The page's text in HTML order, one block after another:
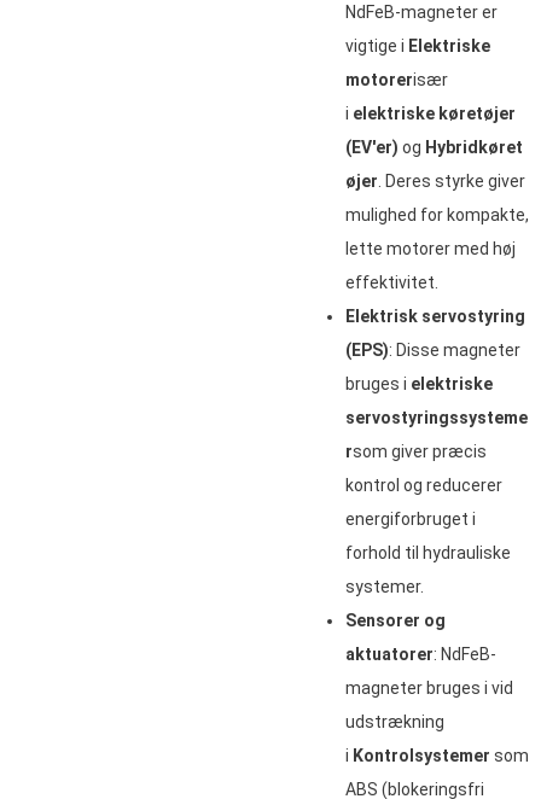
NdFeB-magneter er
vigtige i Elektriske
motorerisær
i elektriske køretøjer
(EV'er) og Hybridkøret
øjer . Deres styrke giver
mulighed for kompakte,
lette motorer med høj
effektivitet.
Elektrisk servostyring
(EPS): Disse magneter
bruges i elektriske
servostyringssysteme
rsom giver præcis
kontrol og reducerer
energiforbruget i
forhold til hydrauliske
systemer.
Sensorer og
aktuatorer: NdFeB-
magneter bruges i vid
udstrækning
i Kontrolsystemer som
ABS (blokeringsfri